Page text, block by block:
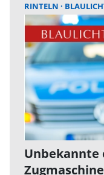
RINTELN
Unbekannte